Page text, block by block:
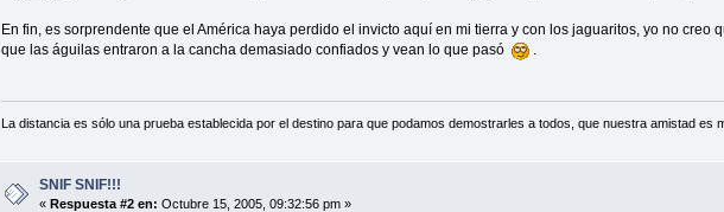
En fin, es sorprendente que el América haya perdido el invicto aquí en mi tierra y con los jaguaritos, yo no creo
que las águilas entraron a la cancha demasiado confiados y vean lo que pasó
.
La distancia es sólo una prueba establecida por el destino para que podamos demostrarles a todos, que nuestra amistad es
SNIF SNIF!!!
«Respuesta #2 en: Octubre 15, 2005, 09:32:56 pm »